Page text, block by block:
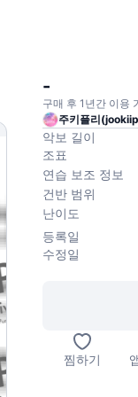
-
구매 후 1년간 이용
주키플리
악보 길이
조표
연습 보조 정보
건반 범위
난이도
등록일
수정일
찜하기